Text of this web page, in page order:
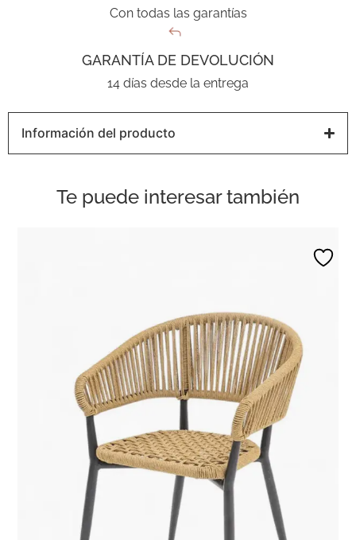
Con todas las garantías
GARANTÍA DE DEVOLUCIÓN
14 días desde la entrega
Información del producto
Te puede interesar también